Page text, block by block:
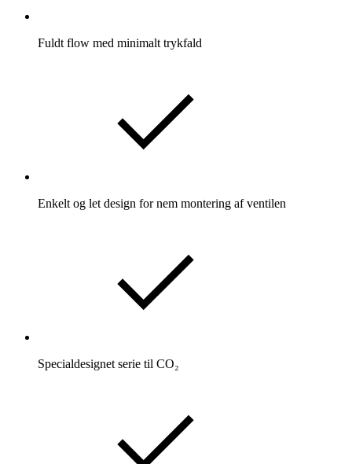
Fuldt flow med minimalt trykfald
Enkelt og let design for nem montering af ventilen
Specialdesignet serie til CO₂